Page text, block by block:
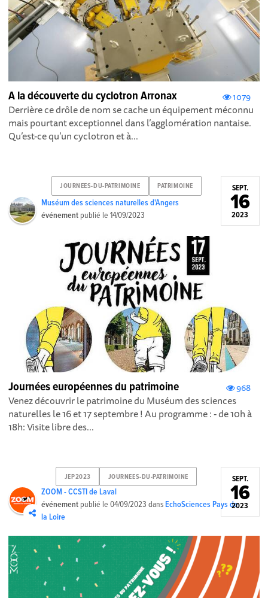
1079
A la découverte du cyclotron Arronax
Derrière ce drôle de nom se cache un équipement méconnu
mais pourtant exceptionnel dans l’agglomération nantaise.
Qu’est-ce qu’un cyclotron et à...
JOURNEES-DU-PATRIMOINE PATRIMOINE
Muséum des sciences naturelles d'Angers
événement publié le14/09/2023
SEPT.
16
2023
968
Journées européennes du patrimoine
Venez découvrir le patrimoine du Muséum des sciences
naturelles le 16 et 17 septembre ! Au programme : - de 10h à
18h: Visite libre des...
JEP2023 JOURNEES-DU-PATRIMOINE
ZOOM - CCSTI de Laval
événement publié le04/09/2023 dansEchoSciences Pays de
la Loire
SEPT.
16
2023